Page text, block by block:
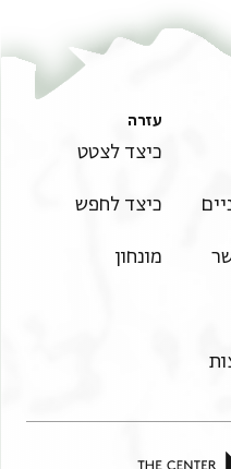
או צאלח או תסלם שי . .
אלדרך עני וען וראתי
עמלה קד קבלתה מעכשו עלי
ופצויו כפצויי וליס לי אן
מעכשו אן יוכל וכילא
עזרה
כיצד לצטט
כיצד לחפש
מונחון